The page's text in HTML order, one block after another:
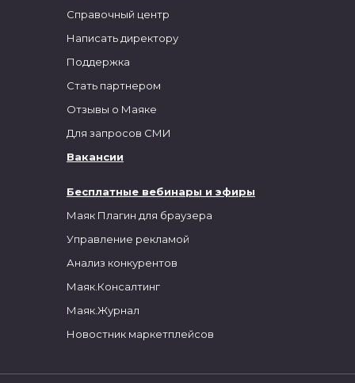
Бесплатные вебинары и эфиры
Маяк Плагин для браузера
Управление рекламой
Анализ конкурентов
Маяк.Консалтинг
Маяк.Журнал
Новостник маркетплейсов
Справочный центр
Написать директору
Поддержка
Стать партнером
Отзывы о Маяке
Для запросов СМИ
Вакансии